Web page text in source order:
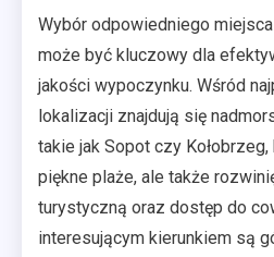
Wybór odpowiedniego
może być kluczowy dla
jakości wypoczynku. Wśród
lokalizacji znajdują się
takie jak Sopot czy
piękne plaże, ale także
turystyczną oraz dostęp do
interesującym kierunkiem są